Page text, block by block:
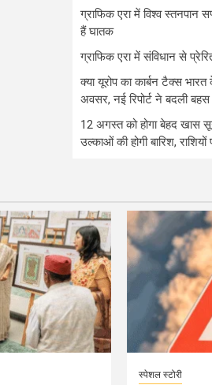
ग्राफिक एरा में विश्व स्तनपान
हैं घातक
ग्राफिक एरा में संविधान से
क्या यूरोप का कार्बन टैक्स
अवसर, नई रिपोर्ट ने बदली बहस
12 अगस्त को होगा बेहद खास
उल्काओं की होगी बारिश,
स्पेशल स्टोरी